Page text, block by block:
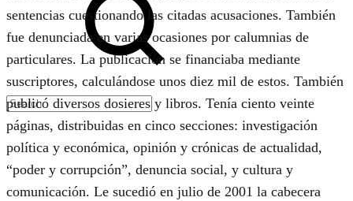
sentencias cuestionando las citadas acusaciones. También
fue denunciada en varias ocasiones por calumnias de
particulares. La publicación se financiaba mediante
suscriptores, calculándose unos diez mil de estos. También
publicó diversos dosieres y libros. Tenía ciento veinte
páginas, distribuidas en cinco secciones: investigación
política y económica, opinión y crónicas de actualidad,
“poder y corrupción”, denuncia social, y cultura y
comunicación. Le sucedió en julio de 2001 la cabecera